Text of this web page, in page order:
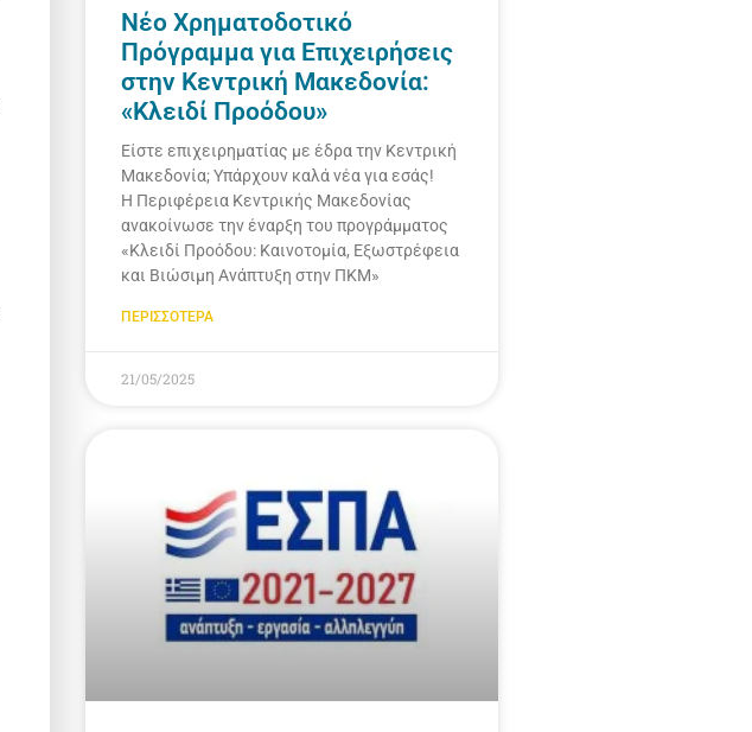
Νέο Χρηματοδοτικό
Πρόγραμμα για Επιχειρήσεις
στην Κεντρική Μακεδονία:
«Κλειδί Προόδου»
Είστε επιχειρηματίας με έδρα την Κεντρική
Μακεδονία; Υπάρχουν καλά νέα για εσάς!
Η Περιφέρεια Κεντρικής Μακεδονίας
ανακοίνωσε την έναρξη του προγράμματος
«Κλειδί Προόδου: Καινοτομία, Εξωστρέφεια
και Βιώσιμη Ανάπτυξη στην ΠΚΜ»
ΠΕΡΙΣΣΟΤΕΡΑ
21/05/2025